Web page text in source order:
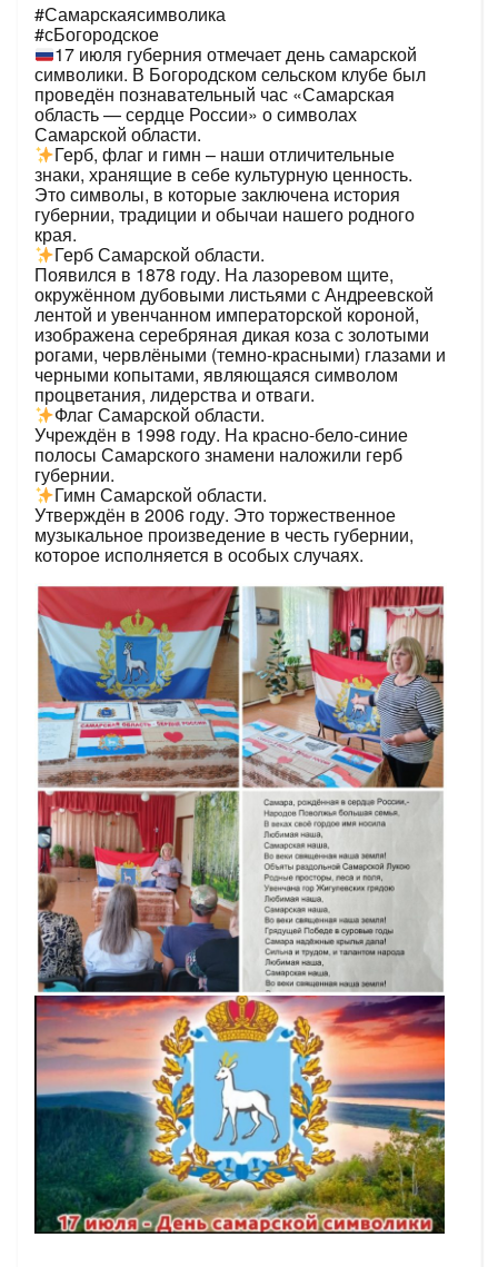
#Самарскаясимволика
#сБогородское
17 июля губерния отмечает день самарской
символики. В Богородском сельском клубе был
проведён познавательный час «Самарская
область — сердце России» о символах
Самарской области.
Герб, флаг и гимн – наши отличительные
знаки, хранящие в себе культурную ценность.
Это символы, в которые заключена история
губернии, традиции и обычаи нашего родного
края.
Герб Самарской области.
Появился в 1878 году. На лазоревом щите,
окружённом дубовыми листьями с Андреевской
лентой и увенчанном императорской короной,
изображена серебряная дикая коза с золотыми
рогами, червлёными (темно-красными) глазами и
черными копытами, являющаяся символом
процветания, лидерства и отваги.
Флаг Самарской области.
Учреждён в 1998 году. На красно-бело-синие
полосы Самарского знамени наложили герб
губернии.
Гимн Самарской области.
Утверждён в 2006 году. Это торжественное
музыкальное произведение в честь губернии,
которое исполняется в особых случаях.